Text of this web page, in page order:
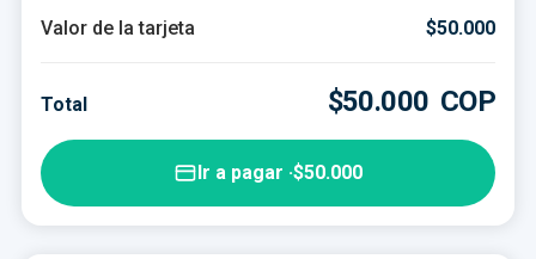
$50.000
Valor de la tarjeta $50.000
Total $50.000 COP
Ir a pagar ·$50.000